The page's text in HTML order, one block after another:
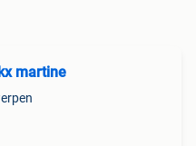
martine